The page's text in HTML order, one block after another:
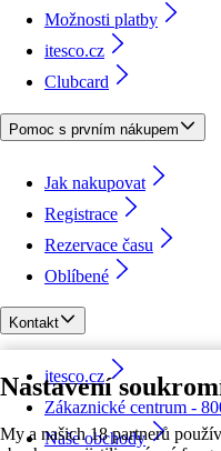
Nastavení
My a našich 18 partnerů
Možnosti platby
itesco.cz
Clubcard
Pomoc s prvním nákupem
Jak nakupovat
Registrace
Rezervace času
Oblíbené
Kontakt
itesco.cz
Zákaznické centrum -
Naše obchody